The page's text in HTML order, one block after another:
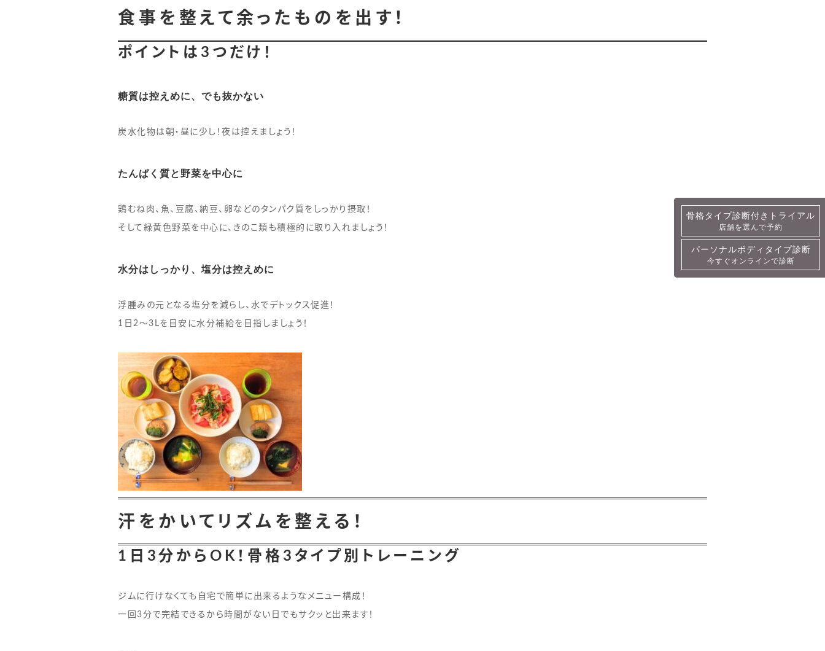
食事を整えて余ったものを出す！
ポイントは3つだけ！
糖質は控えめに、でも抜かない
炭水化物は朝・昼に少し！夜は控えましょう！
たんぱく質と野菜を中心に
鶏むね肉、魚、豆腐、納豆、卵などのタンパク質をしっかり摂取！
そして緑黄色野菜を中心に、きのこ類も積極的に取り入れましょう！
水分はしっかり、塩分は控えめに
浮腫みの元となる塩分を減らし、水でデトックス促進！
1日2〜3Lを目安に水分補給を目指しましょう！
汗をかいてリズムを整える！
1日3分からOK！骨格3タイプ別トレーニング
ジムに行けなくても自宅で簡単に出来るようなメニュー構成！
一回3分で完結できるから時間がない日でもサクッと出来ます！
骨格タイプ診断付きトライアル
詳細・予約
パーソナルボディタイプ診断
今すぐオンラインで診断
骨格タイプ診断付きトライアル
店舗を選んで予約
パーソナルボディタイプ診断
今すぐオンラインで診断